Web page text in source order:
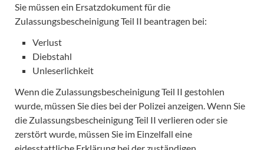
Sie müssen ein Ersatzdokument für die
Zulassungsbescheinigung Teil II beantragen bei:
Verlust
Diebstahl
Unleserlichkeit
Wenn die Zulassungsbescheinigung Teil II gestohlen
wurde, müssen Sie dies bei der Polizei anzeigen. Wenn Sie
die Zulassungsbescheinigung Teil II verlieren oder sie
zerstört wurde, müssen Sie im Einzelfall eine
eidesstattliche Erklärung bei der zuständigen